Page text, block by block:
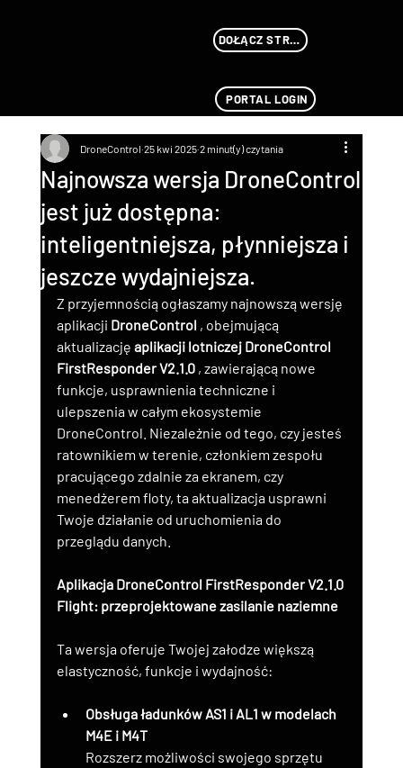
DOŁĄCZ STREAMU
PORTAL LOGIN
Najnowsza wersja DroneControl
jest już dostępna:
inteligentniejsza, płynniejsza i
jeszcze wydajniejsza.
DroneControl 25 kwi 2025 2 minut(y) czytania
Z przyjemnością ogłaszamy najnowszą wersję
aplikacji DroneControl , obejmującą
aktualizację aplikacji lotniczej DroneControl
FirstResponder V2.1.0 , zawierającą nowe
funkcje, usprawnienia techniczne i
ulepszenia w całym ekosystemie
DroneControl. Niezależnie od tego, czy jesteś
ratownikiem w terenie, członkiem zespołu
pracującego zdalnie za ekranem, czy
menedżerem floty, ta aktualizacja usprawni
Twoje działanie od uruchomienia do
przeglądu danych.
Aplikacja DroneControl FirstResponder V2.1.0
Flight: przeprojektowane zasilanie naziemne
Ta wersja oferuje Twojej załodze większą
elastyczność, funkcje i wydajność:
Obsługa ładunków AS1 i AL1 w modelach
M4E i M4T
Rozszerz możliwości swojego sprzętu